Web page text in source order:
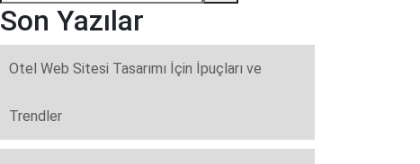
Son Yazılar
Otel Web Sitesi Tasarımı İçin İpuçları ve
Trendler